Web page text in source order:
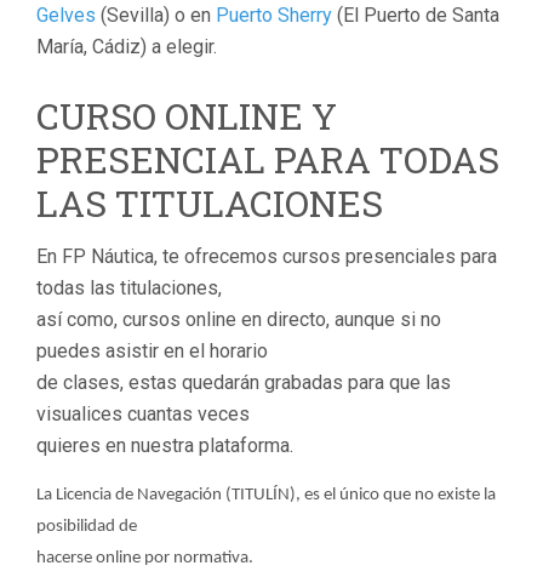
Gelves (Sevilla) o en Puerto Sherry (El Puerto de Santa
María, Cádiz) a elegir.
CURSO ONLINE Y
PRESENCIAL PARA TODAS
LAS TITULACIONES
En FP Náutica, te ofrecemos cursos presenciales para
todas las titulaciones,
así como, cursos online en directo, aunque si no
puedes asistir en el horario
de clases, estas quedarán grabadas para que las
visualices cuantas veces
quieres en nuestra plataforma.
La Licencia de Navegación (TITULÍN), es el único que no existe la
posibilidad de
hacerse online por normativa.